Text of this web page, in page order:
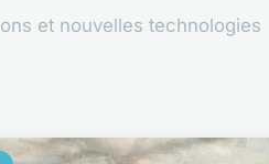
et nouvelles technologies